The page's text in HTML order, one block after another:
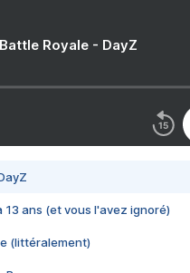
Royale - DayZ
13 ans (et vous l'avez ignoré)
(littéralement)